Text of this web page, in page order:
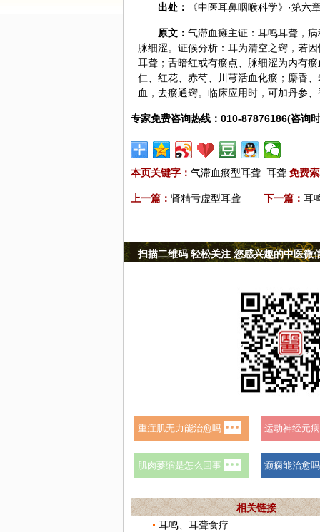
出处： 《中医耳鼻咽喉科学》·第六
原文： 气滞血瘫主证：耳鸣耳聋，
脉细涩。证候分析：耳为清空之窍，若
耳聋；舌暗红或有瘀点、脉细涩为内有
仁、 红花 赤芍 川芎活血化瘀； 麝香
血，去瘀通窍。临床应用时，可加丹参
专家免费咨询热线：010-87876186(咨询
本页关键字： 气滞血瘀型耳聋 耳聋 免费
上一篇： 肾精亏虚型耳聋 下一篇： 耳
扫描二维码 轻松关注 您感兴趣的中医微
相关链接
耳鸣、耳聋食疗